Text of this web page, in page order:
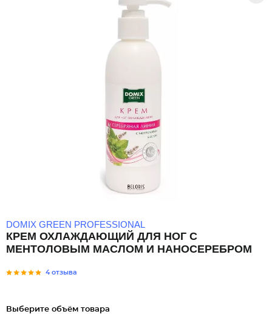
DOMIX GREEN PROFESSIONAL
КРЕМ ОХЛАЖДАЮЩИЙ ДЛЯ НОГ С
МЕНТОЛОВЫМ МАСЛОМ И НАНОСЕРЕБРОМ
4 отзыва
Выберите объём товара